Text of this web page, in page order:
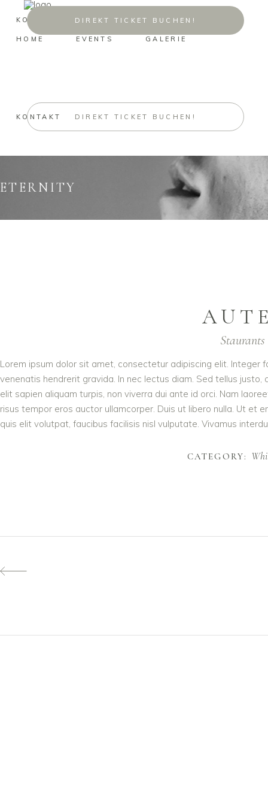
HOME EVENTS GALERIE
KONTAKT DIREKT TICKET BUCHEN!
KONTAKT DIREKT TICKET BUCHEN!
ETERNITY
Lorem ipsum dolor sit amet, consectetur adipiscing elit. Integer
venenatis hendrerit gravida. In nec lectus diam. Sed tellus
elit sapien aliquam turpis, non viverra dui ante id orci. Nam
risus tempor eros auctor ullamcorper. Duis ut libero nulla. Ut et
quis elit volutpat, faucibus facilisis nisl vulputate. Vivamus
CATEGORY: